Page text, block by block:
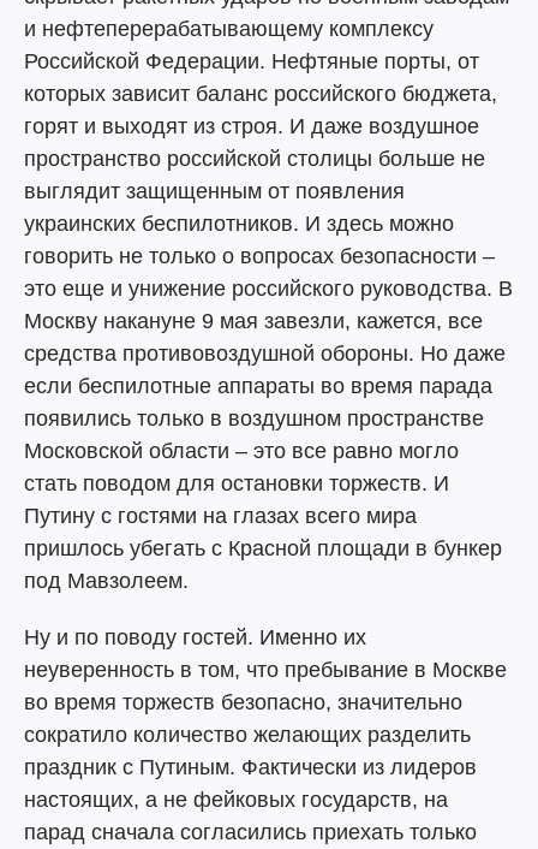
и нефтеперерабатывающему комплексу
Российской Федерации. Нефтяные порты, от
которых зависит баланс российского бюджета,
горят и выходят из строя. И даже воздушное
пространство российской столицы больше не
выглядит защищенным от появления
украинских беспилотников. И здесь можно
говорить не только о вопросах безопасности –
это еще и унижение российского руководства. В
Москву накануне 9 мая завезли, кажется, все
средства противовоздушной обороны. Но даже
если беспилотные аппараты во время парада
появились только в воздушном пространстве
Московской области – это все равно могло
стать поводом для остановки торжеств. И
Путину с гостями на глазах всего мира
пришлось убегать с Красной площади в бункер
под Мавзолеем.
Ну и по поводу гостей. Именно их
неуверенность в том, что пребывание в Москве
во время торжеств безопасно, значительно
сократило количество желающих разделить
праздник с Путиным. Фактически из лидеров
настоящих, а не фейковых государств, на
парад сначала согласились приехать только